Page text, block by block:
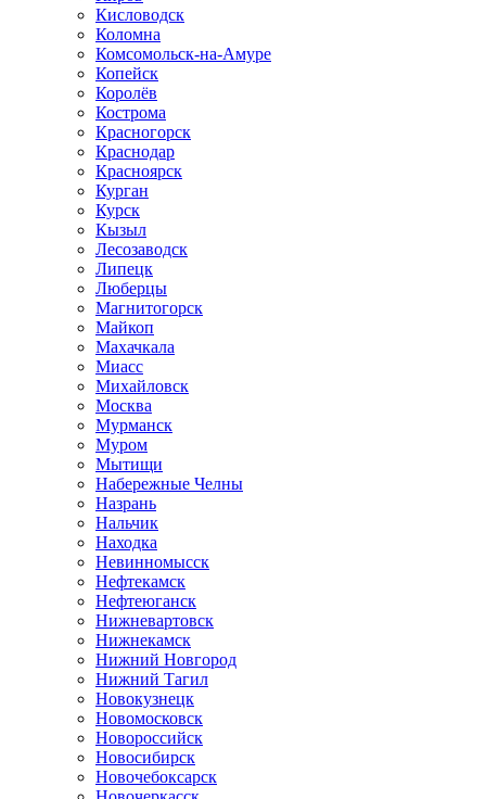
Кисловодск
Коломна
Комсомольск-на-Амуре
Копейск
Королёв
Кострома
Красногорск
Краснодар
Красноярск
Курган
Курск
Кызыл
Лесозаводск
Липецк
Люберцы
Магнитогорск
Майкоп
Махачкала
Миасс
Михайловск
Москва
Мурманск
Муром
Мытищи
Набережные Челны
Назрань
Нальчик
Находка
Невинномысск
Нефтекамск
Нефтеюганск
Нижневартовск
Нижнекамск
Нижний Новгород
Нижний Тагил
Новокузнецк
Новомосковск
Новороссийск
Новосибирск
Новочебоксарск